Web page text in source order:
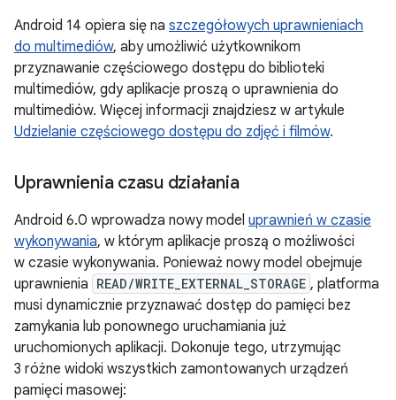
Android 14 opiera się na szczegółowych uprawnieniach
do multimediów, aby umożliwić użytkownikom
przyznawanie częściowego dostępu do biblioteki
multimediów, gdy aplikacje proszą o uprawnienia do
multimediów. Więcej informacji znajdziesz w artykule
Udzielanie częściowego dostępu do zdjęć i filmów.
Uprawnienia czasu działania
Android 6.0 wprowadza nowy model uprawnień w czasie
wykonywania, w którym aplikacje proszą o możliwości
w czasie wykonywania. Ponieważ nowy model obejmuje
uprawnienia READ/WRITE_EXTERNAL_STORAGE , platforma
musi dynamicznie przyznawać dostęp do pamięci bez
zamykania lub ponownego uruchamiania już
uruchomionych aplikacji. Dokonuje tego, utrzymując
3 różne widoki wszystkich zamontowanych urządzeń
pamięci masowej: